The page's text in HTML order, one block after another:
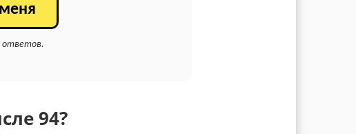
ответов.
94?